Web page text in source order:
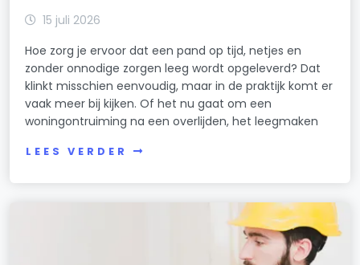
15 juli 2026
Hoe zorg je ervoor dat een pand op tijd, netjes en
zonder onnodige zorgen leeg wordt opgeleverd? Dat
klinkt misschien eenvoudig, maar in de praktijk komt er
vaak meer bij kijken. Of het nu gaat om een
woningontruiming na een overlijden, het leegmaken
LEES VERDER